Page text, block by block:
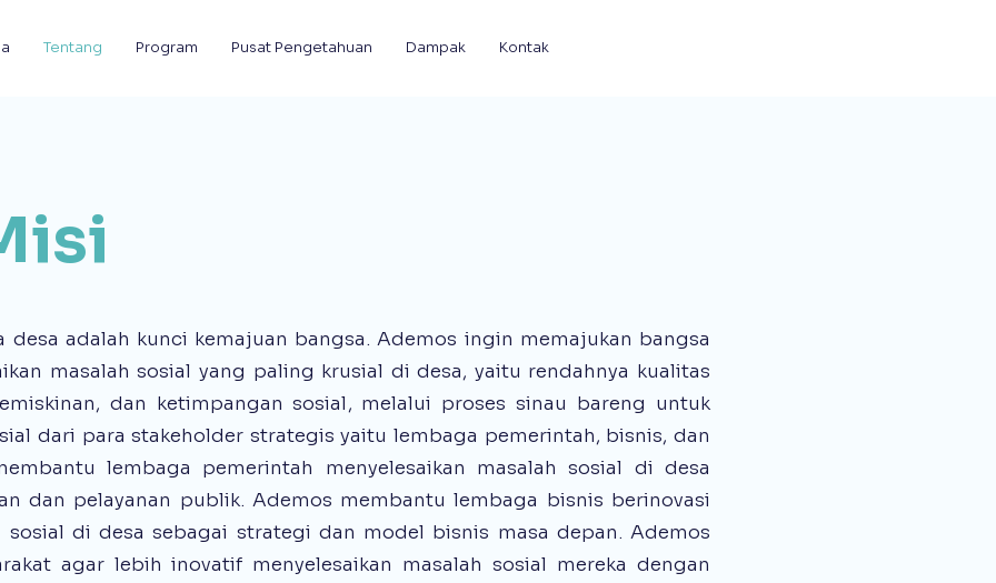
Tentang Program Pusat Pengetahuan Dampak Kontak
desa adalah kunci kemajuan bangsa. Ademos ingin memajukan bangsa
masalah sosial yang paling krusial di desa, yaitu rendahnya kualitas
dan ketimpangan sosial, melalui proses sinau bareng untuk
dari para stakeholder strategis yaitu lembaga pemerintah, bisnis, dan
lembaga pemerintah menyelesaikan masalah sosial di desa
dan pelayanan publik. Ademos membantu lembaga bisnis berinovasi
sosial di desa sebagai strategi dan model bisnis masa depan. Ademos
agar lebih inovatif menyelesaikan masalah sosial mereka dengan